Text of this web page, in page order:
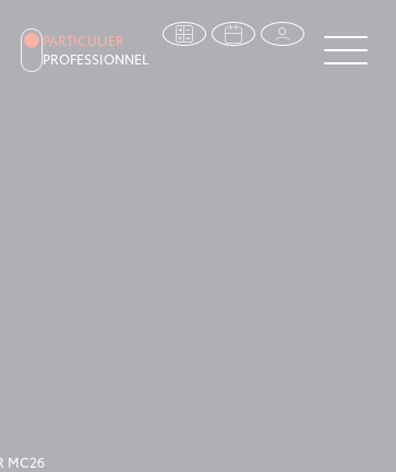
PARTICULIER
PROFESSIONNEL
MC26